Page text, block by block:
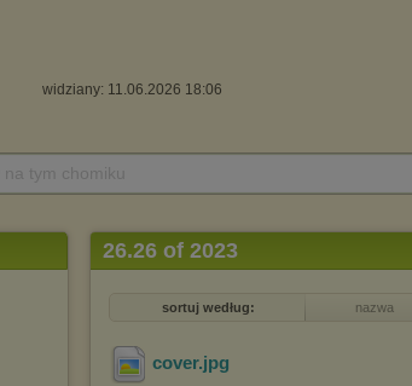
widziany: 11.06.2026 18:06
26.26 of 2023
sortuj według: nazwa
cover.jpg